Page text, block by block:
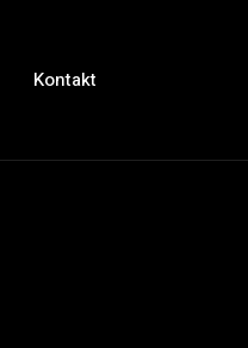
Kontakt